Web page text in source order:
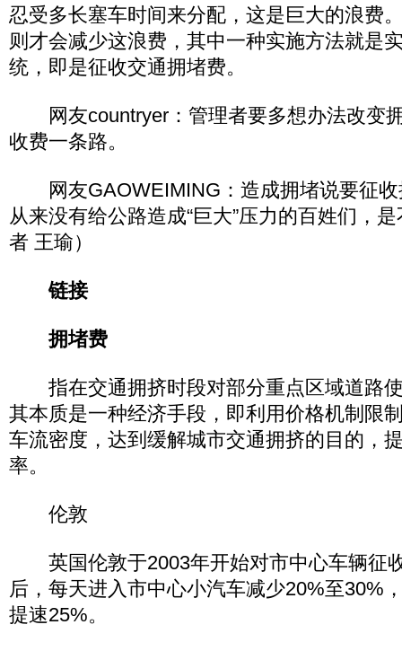
忍受多长塞车时间来分配，这是巨大的浪费
则才会减少这浪费，其中一种实施方法就是
统，即是征收交通拥堵费。
网友countryer：管理者要多想办法改变
收费一条路。
网友GAOWEIMING：造成拥堵说要征收
从来没有给公路造成“巨大”压力的百姓们，
者 王瑜）
链接
拥堵费
指在交通拥挤时段对部分重点区域道路
其本质是一种经济手段，即利用价格机制限
车流密度，达到缓解城市交通拥挤的目的，
率。
伦敦
英国伦敦于2003年开始对市中心车辆征收
后，每天进入市中心小汽车减少20%至30%
提速25%。